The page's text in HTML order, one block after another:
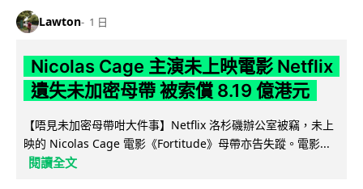
Lawton 1 日
Nicolas Cage 主演未上映電影 Netflix
遺失未加密母帶 被索償 8.19 億港元
【唔見未加密母帶咁大件事】Netflix 洛杉磯辦公室被竊，未上
映的 Nicolas Cage 電影《Fortitude》母帶亦告失蹤。電影...
閱讀全文